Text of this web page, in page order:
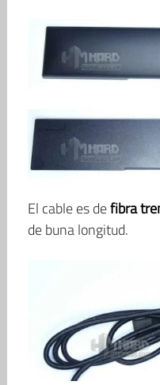
El cable es defibra
de buna longitud.